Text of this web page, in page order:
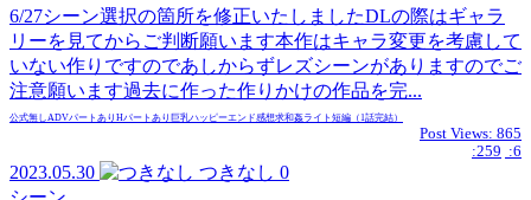
6/27シーン選択の箇所を修正いたしましたDLの際はギャラ
リーを見てからご判断願います本作はキャラ変更を考慮して
いない作りですのであしからずレズシーンがありますのでご
注意願います過去に作った作りかけの作品を完...
公式無し ADVパートあり Hパートあり 巨乳 ハッピーエンド感想求和姦ライト 短編（1話完結）
Post Views: 865
:259 :6
2023.05.30 つきなし 0